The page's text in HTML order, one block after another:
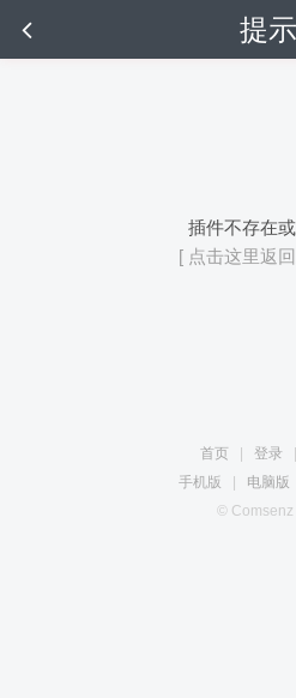
提示
插件不存在
[ 点击这里返
首页 登录
手机版
电脑版
© Comsenz